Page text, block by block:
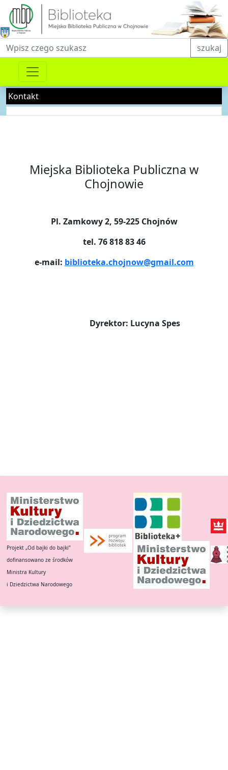
Fraza do wyszukiwania szukaj
Kontakt
Miejska Biblioteka Publiczna w
Chojnowie
Pl. Zamkowy 2, 59-225 Chojnów
tel. 76 818 83 46
e-mail: biblioteka.chojnow@gmail.com
Dyrektor: Lucyna Spes
Projekt „Od bajki do bajki”
dofinansowano ze środków
Ministra Kultury
i Dziedzictwa Narodowego